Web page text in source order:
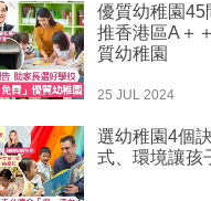
優質幼稚園45
推香港區A＋
質幼稚園
25 JUL 2024
選幼稚園4個
式、環境讓孩